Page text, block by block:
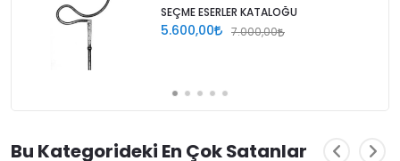
SEÇME ESERLER KATALOĞU
5.600,00 7.000,00
Bu Kategorideki En Çok Satanlar